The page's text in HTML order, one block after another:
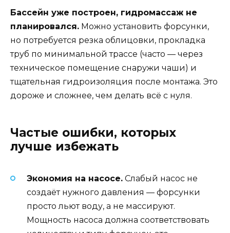
Бассейн уже построен, гидромассаж не
планировался. Можно установить форсунки,
но потребуется резка облицовки, прокладка
труб по минимальной трассе (часто — через
техническое помещение снаружи чаши) и
тщательная гидроизоляция после монтажа. Это
дороже и сложнее, чем делать всё с нуля.
Частые ошибки, которых
лучше избежать
Экономия на насосе. Слабый насос не
создаёт нужного давления — форсунки
просто льют воду, а не массируют.
Мощность насоса должна соответствовать